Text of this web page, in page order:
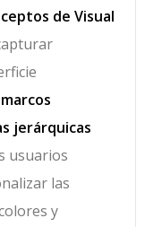
de Visual
jerárquicas
usuarios
las
y